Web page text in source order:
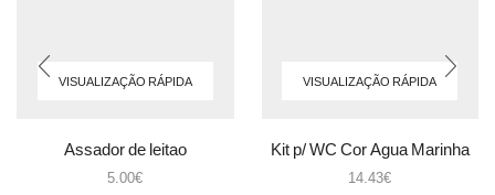
VISUALIZAÇÃO RÁPIDA
Assador de leitao
5.00€
VISUALIZAÇÃO RÁPIDA
Kit p/ WC Cor Agua Marinha
14.43€